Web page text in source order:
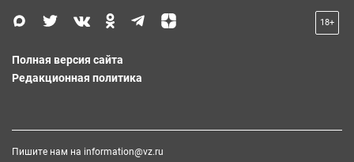
18+
Полная версия сайта
Редакционная политика
Пишите нам на information@vz.ru